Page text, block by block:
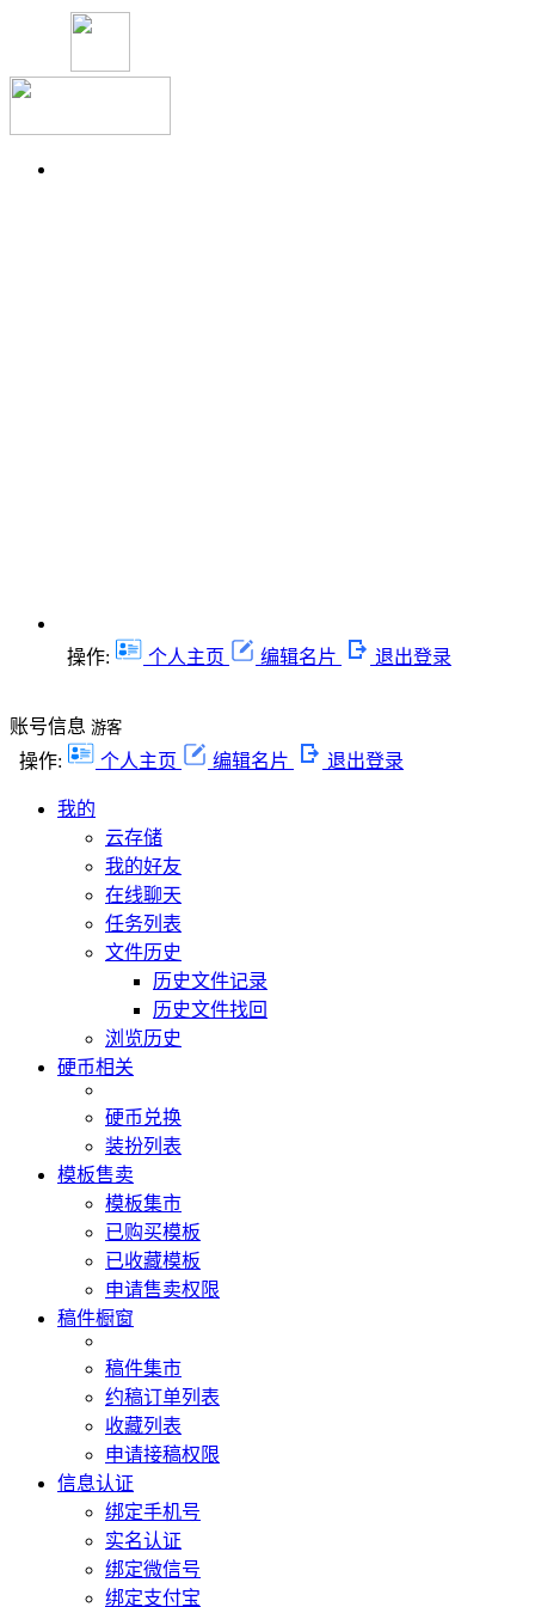
操作: 个人主页 编辑名片 退出登录
账号信息 游客
操作: 个人主页 编辑名片 退出登录
我的
云存储
我的好友
在线聊天
任务列表
文件历史
历史文件记录
历史文件找回
浏览历史
硬币相关
硬币兑换
装扮列表
模板售卖
模板集市
已购买模板
已收藏模板
申请售卖权限
稿件橱窗
稿件集市
约稿订单列表
收藏列表
申请接稿权限
信息认证
绑定手机号
实名认证
绑定微信号
绑定支付宝